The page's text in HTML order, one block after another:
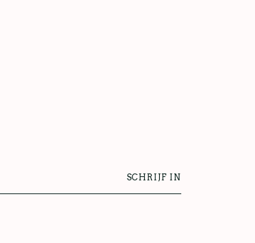
SCHRIJF IN